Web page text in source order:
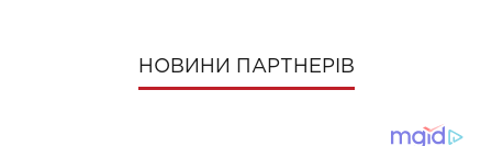
НОВИНИ ПАРТНЕРІВ